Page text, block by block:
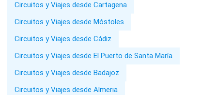
Circuitos y Viajes desde Cartagena
Circuitos y Viajes desde Móstoles
Circuitos y Viajes desde Cádiz
Circuitos y Viajes desde El Puerto de Santa María
Circuitos y Viajes desde Badajoz
Circuitos y Viajes desde Almeria